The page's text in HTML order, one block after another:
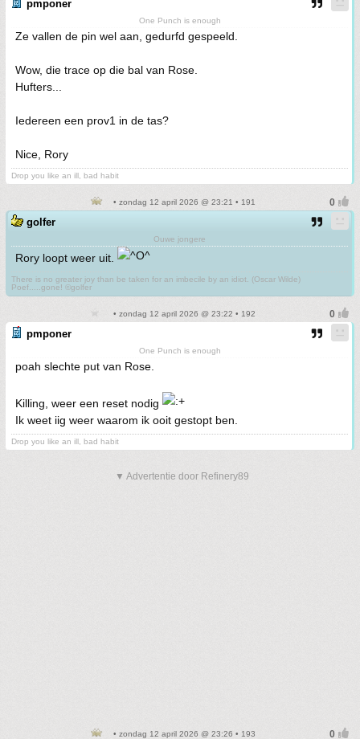
pmponer
One Punch is enough
Ze vallen de pin wel aan, gedurfd gespeeld.
Wow, die trace op die bal van Rose.
Hufters...
Iedereen een prov1 in de tas?
Nice, Rory
Drop you like an ill, bad habit
• zondag 12 april 2026 @ 23:21 • 191
golfer
Ouwe jongere
Rory loopt weer uit.
There is no greater joy than be taken for an imbecile by an idiot. (Oscar Wilde)
Poef.....gone! ©golfer
• zondag 12 april 2026 @ 23:22 • 192
pmponer
One Punch is enough
poah slechte put van Rose.
Killing, weer een reset nodig
Ik weet iig weer waarom ik ooit gestopt ben.
Drop you like an ill, bad habit
▼ Advertentie door Refinery89
• zondag 12 april 2026 @ 23:26 • 193